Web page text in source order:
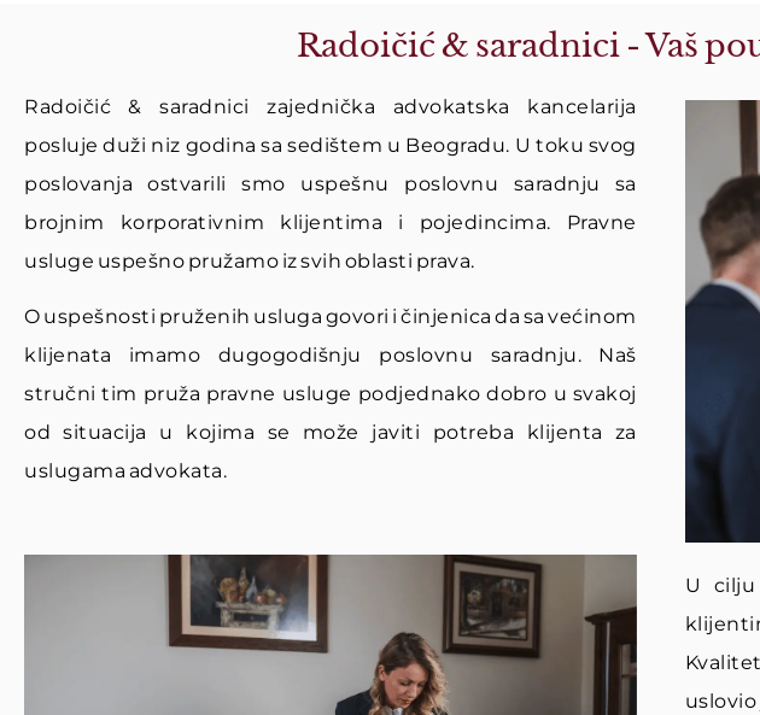
Radoičić & saradnici - Vaš
Radoičić & saradnici zajednička advokatska kancelarija
posluje duži niz godina sa sedištem u Beogradu. U toku svog
poslovanja ostvarili smo uspešnu poslovnu saradnju sa
brojnim korporativnim klijentima i pojedincima. Pravne
usluge uspešno pružamo iz svih oblasti prava.
O uspešnosti pruženih usluga govori i činjenica da sa većinom
klijenata imamo dugogodišnju poslovnu saradnju. Naš
stručni tim pruža pravne usluge podjednako dobro u svakoj
od situacija u kojima se može javiti potreba klijenta za
uslugama advokata.
U cilju